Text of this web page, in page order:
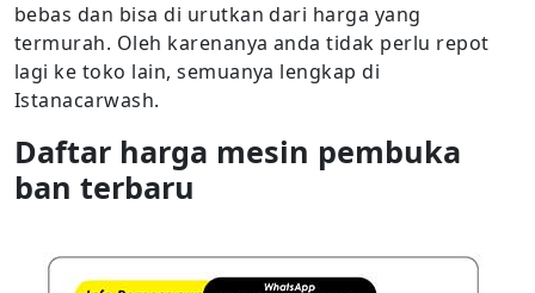
bebas dan bisa di urutkan dari harga yang
termurah. Oleh karenanya anda tidak perlu repot
lagi ke toko lain, semuanya lengkap di
Istanacarwash.
Daftar harga mesin pembuka
ban terbaru